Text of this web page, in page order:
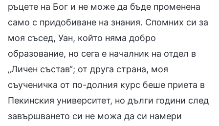
ръцете на Бог и не може да бъде променена
само с придобиване на знания. Спомних си за
моя съсед, Уан, който няма добро
образование, но сега е началник на отдел в
„Личен състав“; от друга страна, моя
съученичка от по-долния курс беше приета в
Пекинския университет, но дълги години след
завършването си не можа да си намери